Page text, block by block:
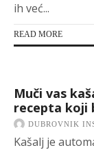
ih već...
READ MORE
Muči vas
recepta koji
DUBROVNIK
Kašalj je